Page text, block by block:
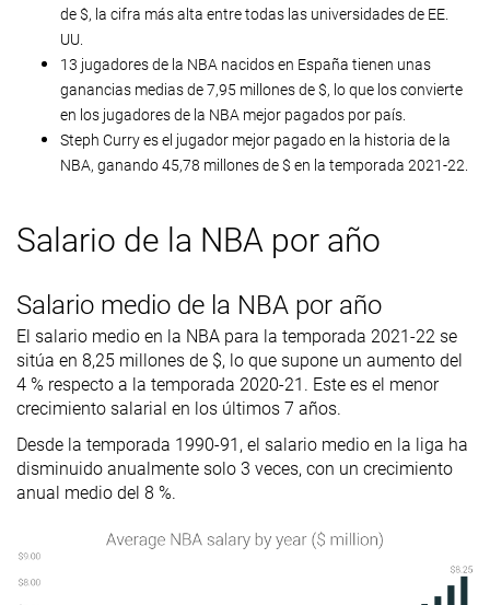
de $, la cifra más alta entre todas las universidades de EE.
UU.
13 jugadores de la NBA nacidos en España tienen unas
ganancias medias de 7,95 millones de $, lo que los convierte
en los jugadores de la NBA mejor pagados por país.
Steph Curry es el jugador mejor pagado en la historia de la
NBA, ganando 45,78 millones de $ en la temporada 2021-22.
Salario de la NBA por año
Salario medio de la NBA por año
El salario medio en la NBA para la temporada 2021-22 se
sitúa en 8,25 millones de $, lo que supone un aumento del
4 % respecto a la temporada 2020-21. Este es el menor
crecimiento salarial en los últimos 7 años.
Desde la temporada 1990-91, el salario medio en la liga ha
disminuido anualmente solo 3 veces, con un crecimiento
anual medio del 8 %.